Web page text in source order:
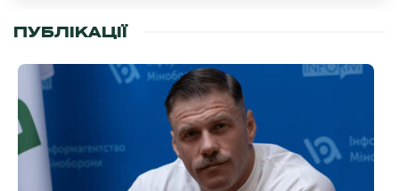
ПУБЛІКАЦІЇ